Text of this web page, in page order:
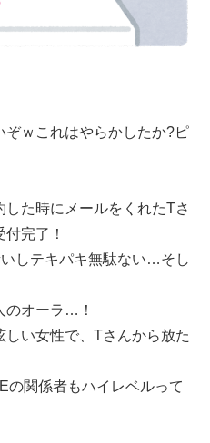
ｗこれはやらかしたか?ピ
た時にメールをくれたTさ
完了！
しテキパキ無駄ない…そし
のオーラ…！
い女性で、Tさんから放た
の関係者もハイレベルって